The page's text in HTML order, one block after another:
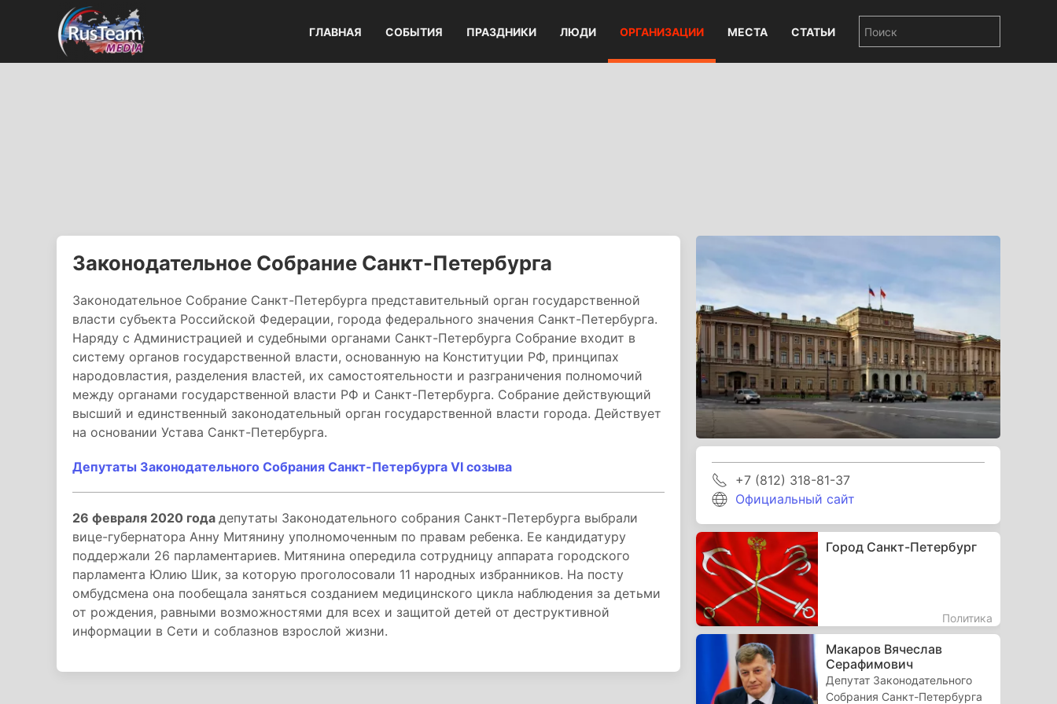
ГЛАВНАЯ СОБЫТИЯ ПРАЗДНИКИ ЛЮДИ ОРГАНИЗАЦИИ МЕСТА СТАТЬИ
Законодательное Собрание Санкт-Петербурга
Законодательное Собрание Санкт-Петербурга представительный орган государственной
власти субъекта Российской Федерации, города федерального значения Санкт-Петербурга.
Наряду с Администрацией и судебными органами Санкт-Петербурга Собрание входит в
систему органов государственной власти, основанную на Конституции РФ, принципах
народовластия, разделения властей, их самостоятельности и разграничения полномочий
между органами государственной власти РФ и Санкт-Петербурга. Собрание действующий
высший и единственный законодательный орган государственной власти города. Действует
на основании Устава Санкт-Петербурга.
Депутаты Законодательного Собрания Санкт-Петербурга VI созыва
26 февраля 2020 года депутаты Законодательного собрания Санкт-Петербурга выбрали
вице-губернатора Анну Митянину уполномоченным по правам ребенка. Ее кандидатуру
поддержали 26 парламентариев. Митянина опередила сотрудницу аппарата городского
парламента Юлию Шик, за которую проголосовали 11 народных избранников. На посту
омбудсмена она пообещала заняться созданием медицинского цикла наблюдения за детьми
от рождения, равными возможностями для всех и защитой детей от деструктивной
информации в Сети и соблазнов взрослой жизни.
+7 (812) 318-81-37
Официальный сайт
Город Санкт-Петербург
Политика
Макаров Вячеслав
Серафимович
Депутат Законодательного
Собрания Санкт-Петербурга